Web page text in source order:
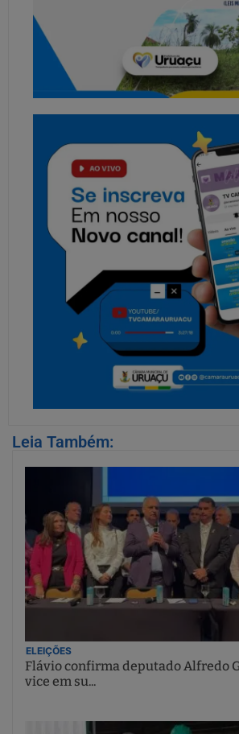
Leia Também:
ELEIÇÕES
Flávio confirma deputado Alfredo
vice em su...